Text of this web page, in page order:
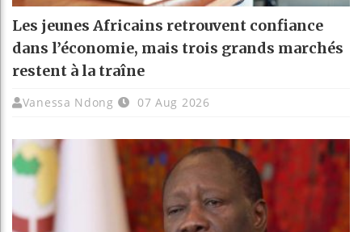
Les jeunes Africains retrouvent confiance
dans l’économie, mais trois grands marchés
restent à la traîne
Vanessa Ndong 07 Aug 2026